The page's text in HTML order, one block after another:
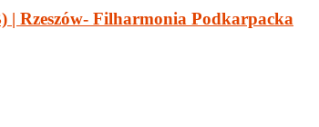
| Rzeszów- Filharmonia Podkarpacka